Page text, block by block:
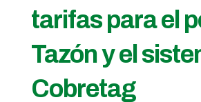
tarifas para el
Tazón y el
Cobretag